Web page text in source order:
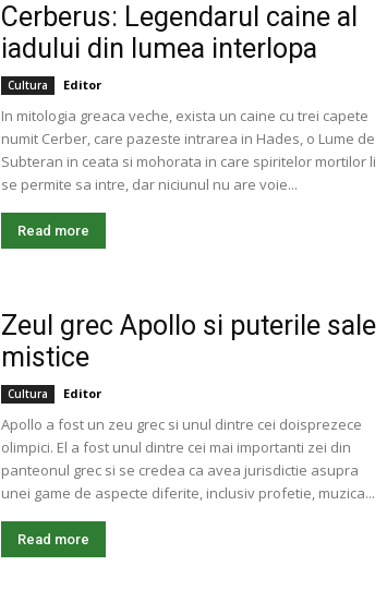
Cerberus: Legendarul caine al
iadului din lumea interlopa
Cultura Editor
In mitologia greaca veche, exista un caine cu trei capete
numit Cerber, care pazeste intrarea in Hades, o Lume de
Subteran in ceata si mohorata in care spiritelor mortilor li
se permite sa intre, dar niciunul nu are voie...
Read more
Zeul grec Apollo si puterile sale
mistice
Cultura Editor
Apollo a fost un zeu grec si unul dintre cei doisprezece
olimpici. El a fost unul dintre cei mai importanti zei din
panteonul grec si se credea ca avea jurisdictie asupra
unei game de aspecte diferite, inclusiv profetie, muzica...
Read more